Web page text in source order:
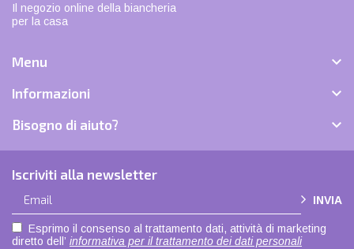
Il negozio online della biancheria
per la casa
Menu 
Informazioni 
Bisogno di aiuto? 
Iscriviti alla newsletter
INVIA
Esprimo il consenso al trattamento dati, attività di marketing
diretto dell’ informativa per il trattamento dei dati personali